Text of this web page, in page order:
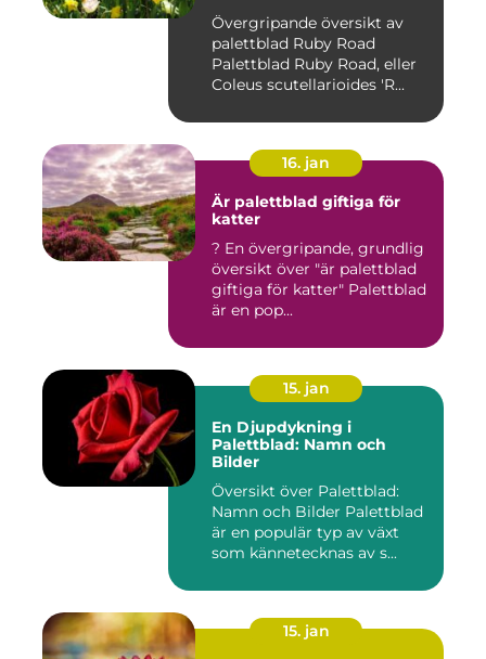
Övergripande översikt av
palettblad Ruby Road
Palettblad Ruby Road, eller
Coleus scutellarioides 'R...
16. jan
Är palettblad giftiga för
katter
? En övergripande, grundlig
översikt över "är palettblad
giftiga för katter" Palettblad
är en pop...
15. jan
En Djupdykning i
Palettblad: Namn och
Bilder
Översikt över Palettblad:
Namn och Bilder Palettblad
är en populär typ av växt
som kännetecknas av s...
15. jan